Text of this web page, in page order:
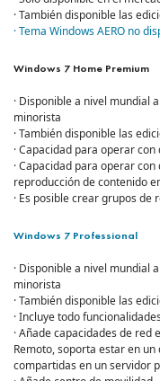
· También disponible las
· Tema Windows AERO no
Windows 7 Home Premium
· Disponible a nivel mundial
minorista
· También disponible las
· Capacidad para operar
· Capacidad para operar
reproducción de contenido
· Es posible crear grupos de
Windows 7 Professional
· Disponible a nivel mundial
minorista
· También disponible las
· Incluye todo
· Añade capacidades de
Remoto, soporta estar en
compartidas en un servidor